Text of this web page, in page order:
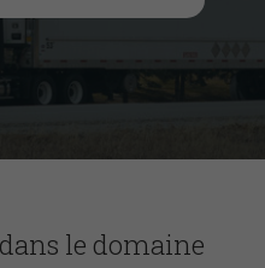
le domaine